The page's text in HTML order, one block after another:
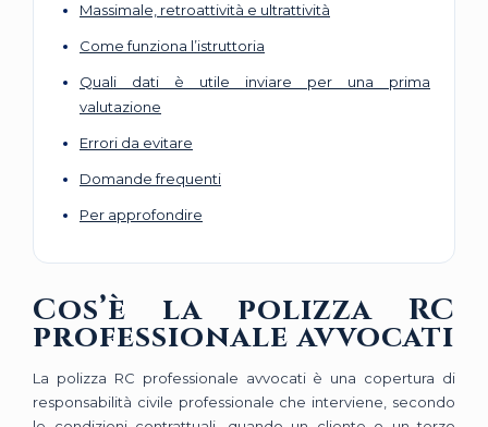
Massimale, retroattività e ultrattività
Come funziona l’istruttoria
Quali dati è utile inviare per una prima
valutazione
Errori da evitare
Domande frequenti
Per approfondire
Cos’è la polizza RC
professionale avvocati
La polizza RC professionale avvocati è una copertura di
responsabilità civile professionale che interviene, secondo